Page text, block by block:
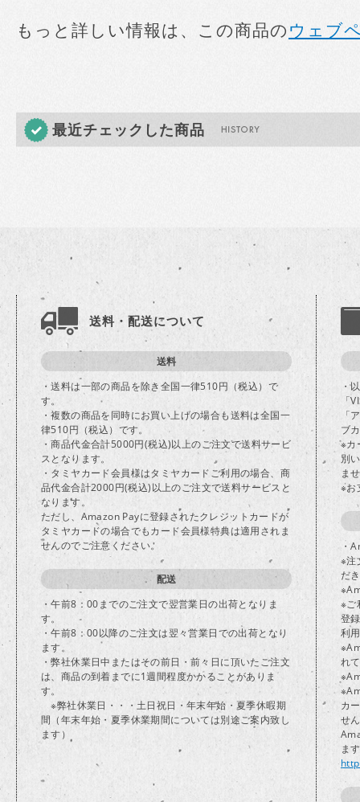
もっと詳しい情報は、この商品のウェブ
最近チェックした商品
送料・配送について
送料
・送料は一部の商品を除き全国一律510円（税込）で
す。
・複数の商品を同時にお買い上げの場合も送料は全国一
律510円（税込）です。
・商品代金合計5000円(税込)以上のご注文で送料サービ
スとなります。
・タミヤカード会員様はタミヤカードご利用の場合、商
品代金合計2000円(税込)以上のご注文で送料サービスと
なります。
ただし、Amazon Payに登録されたクレジットカードが
タミヤカードの場合でもカード会員様特典は適用されま
せんのでご注意ください。
配送
・午前8：00までのご注文で翌営業日の出荷となりま
す。
・午前8：00以降のご注文は翌々営業日での出荷となり
ます。
・弊社休業日中またはその前日・前々日に頂いたご注文
は、商品の到着までに1週間程度かかることがありま
す。
※弊社休業日・・・土日祝日・年末年始・夏季休暇期
間（年末年始・夏季休業期間については別途ご案内致し
ます）
・
「
「
ブ
※カ
別
ま
※お
・
※注
だ
※ご
登
利
れ
カ
せ
ま